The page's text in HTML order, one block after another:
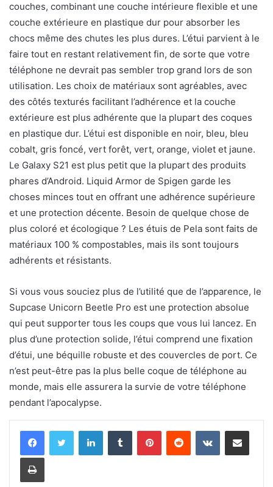
couches, combinant une couche intérieure flexible et une
couche extérieure en plastique dur pour absorber les
chocs même des chutes les plus dures. L’étui parvient à le
faire tout en restant relativement fin, de sorte que votre
téléphone ne devrait pas sembler trop grand lors de son
utilisation. Les choix de matériaux sont agréables, avec
des côtés texturés facilitant l’adhérence et la couche
extérieure est plus adhérente que la plupart des coques
en plastique dur. L’étui est disponible en noir, bleu, bleu
cobalt, gris foncé, vert forêt, vert, orange, violet et jaune.
Le Galaxy S21 est plus petit que la plupart des produits
phares d’Android. Liquid Armor de Spigen garde les
choses minces tout en offrant une adhérence supérieure
et une protection décente. Besoin de quelque chose de
plus coloré et écologique ? Les étuis de Pela sont faits de
matériaux 100 % compostables, mais ils sont toujours
adhérents et résistants.
Si vous vous souciez plus de l’utilité que de l’apparence, le
Supcase Unicorn Beetle Pro est une protection absolue
qui peut supporter tous les coups que vous lui lancez. En
plus d’une protection solide, l’étui comprend une fixation
d’étui, une béquille robuste et des couvercles de port. Ce
n’est peut-être pas la plus belle coque de téléphone au
monde, mais elle assurera la survie de votre téléphone
pendant l’apocalypse.
LinkedinTumblr PinterestReddit VKontaktePartager par email
Imprimer